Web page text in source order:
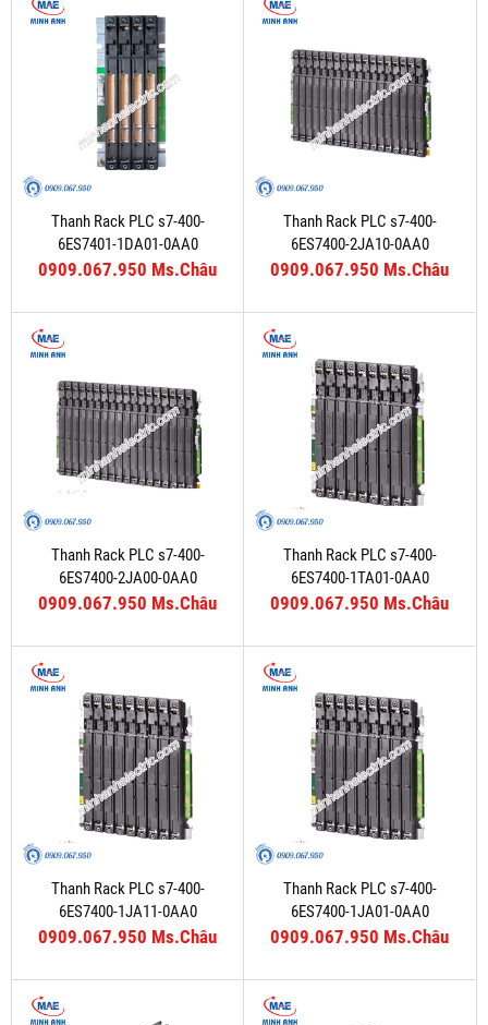
Thanh Rack PLC s7-400-
6ES7401-1DA01-0AA0
0909.067.950 Ms.Châu
Thanh Rack PLC s7-400-
6ES7400-2JA10-0AA0
0909.067.950 Ms.Châu
Thanh Rack PLC s7-400-
6ES7400-2JA00-0AA0
0909.067.950 Ms.Châu
Thanh Rack PLC s7-400-
6ES7400-1TA01-0AA0
0909.067.950 Ms.Châu
Thanh Rack PLC s7-400-
6ES7400-1JA11-0AA0
0909.067.950 Ms.Châu
Thanh Rack PLC s7-400-
6ES7400-1JA01-0AA0
0909.067.950 Ms.Châu